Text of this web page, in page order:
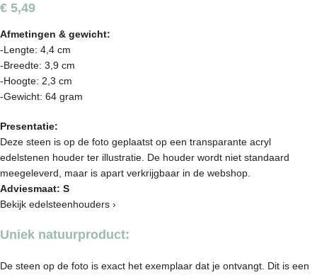
€ 5,49
Afmetingen & gewicht:
-Lengte: 4,4 cm
-Breedte: 3,9 cm
-Hoogte: 2,3 cm
-Gewicht: 64 gram
Presentatie:
Deze steen is op de foto geplaatst op een transparante acryl
edelstenen houder ter illustratie. De houder wordt niet standaard
meegeleverd, maar is apart verkrijgbaar in de webshop.
Adviesmaat: S
Bekijk edelsteenhouders ›
Uniek natuurproduct:
De steen op de foto is exact het exemplaar dat je ontvangt. Dit is een